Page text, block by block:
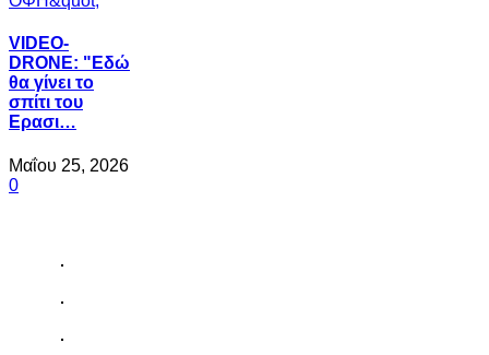
VIDEO-
DRONE: "Εδώ
θα γίνει το
σπίτι του
Ερασι…
Μαΐου 25, 2026
0